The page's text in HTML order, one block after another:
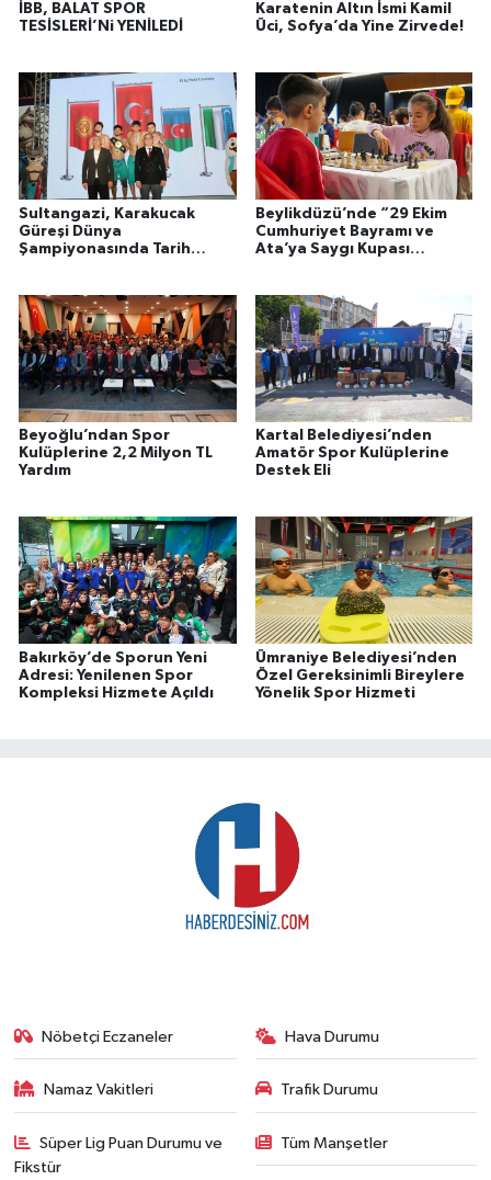
İBB, BALAT SPOR
TESİSLERİ’Ni YENİLEDİ
Karatenin Altın İsmi Kamil
Üci, Sofya’da Yine Zirvede!
Sultangazi, Karakucak
Güreşi Dünya
Şampiyonasında Tarih
Beylikdüzü’nde “29 Ekim
Cumhuriyet Bayramı ve
Ata’ya Saygı Kupası
Beyoğlu’ndan Spor
Kulüplerine 2,2 Milyon TL
Yardım
Kartal Belediyesi’nden
Amatör Spor Kulüplerine
Destek Eli
Bakırköy’de Sporun Yeni
Adresi: Yenilenen Spor
Kompleksi Hizmete Açıldı
Ümraniye Belediyesi’nden
Özel Gereksinimli Bireylere
Yönelik Spor Hizmeti
Nöbetçi Eczaneler Hava Durumu
Namaz Vakitleri Trafik Durumu
Süper Lig Puan Durumu ve
Fikstür
Tüm Manşetler